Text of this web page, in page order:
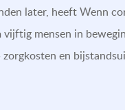
later, heeft Wenn
mensen in
en